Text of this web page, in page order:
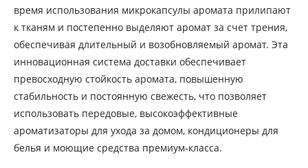
время использования микрокапсулы аромата прилипают
к тканям и постепенно выделяют аромат за счет трения,
обеспечивая длительный и возобновляемый аромат. Эта
инновационная система доставки обеспечивает
превосходную стойкость аромата, повышенную
стабильность и постоянную свежесть, что позволяет
использовать передовые, высокоэффективные
ароматизаторы для ухода за домом, кондиционеры для
белья и моющие средства премиум-класса.